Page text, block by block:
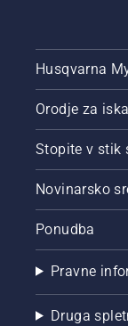
Husqvarna
Orodje za
Stopite v stik
Novinarsko
Ponudba
Pravne
Druga